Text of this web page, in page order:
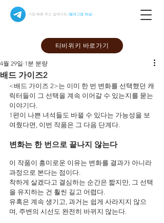
가장 빠른 주소 업데이트 (텔레그램 채널)
티비위키 바로가기
배드 가이즈2
4월 29일 1분 분량
<배드 가이즈 2>는 이미 한 번 변화를 선택했던 캐
릭터들이 그 선택을 계속 이어갈 수 있는지를 묻는
이야기다.
1편이 나쁜 녀석들도 바뀔 수 있다는 가능성을 보
여줬다면, 이번 작품은 그 다음 단계다.
변화는 한 번으로 끝나지 않는다
이 작품이 흥미로운 이유는 변화를 결과가 아니라
과정으로 본다는 점이다.
착하게 살겠다고 결심하는 순간은 짧지만, 그 선택
을 유지하는 건 훨씬 길고 어렵다.
유혹은 계속 생기고, 과거는 쉽게 사라지지 않으
며, 주변의 시선도 완전히 바뀌지 않는다.